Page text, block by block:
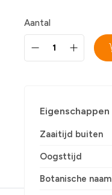
Aantal
Eigenschappen
Zaaitijd buiten
Oogsttijd
Botanische naam